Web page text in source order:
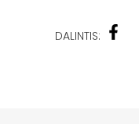
DALINTIS: